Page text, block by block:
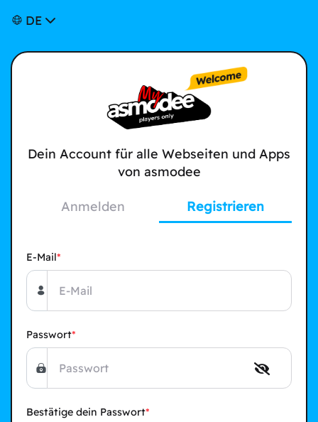
DE
Dein Account für alle Webseiten und Apps
von asmodee
Anmelden Registrieren
E-Mail
Passwort
Bestätige dein Passwort